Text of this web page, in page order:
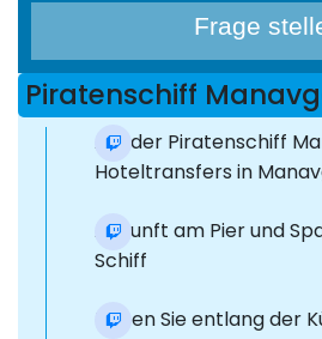
Frage
Piratenschiff
Auf der Piratenschiff
Hoteltransfers in
Ankunft am Pier und
Schiff
Reisen Sie entlang der